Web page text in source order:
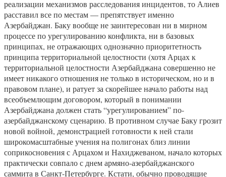
реализации механизмов расследования инцидентов, то Алиев
расставил все по местам — препятствует именно
Азербайджан. Баку вообще не заинтересован ни в мирном
процессе по урегулированию конфликта, ни в базовых
принципах, не отражающих однозначно приоритетность
принципа территориальной целостности (хотя Арцах к
территориальной целостности Азербайджана совершенно не
имеет никакого отношения не только в историческом, но и в
правовом плане), и ратует за скорейшее начало работы над
всеобъемлющим договором, который в понимании
Азербайджана должен стать “урегулированием” по-
азербайджанскому сценарию. В противном случае Баку грозит
новой войной, демонстрацией готовности к ней стали
широкомасштабные учения на полигонах близ линии
соприкосновения с Арцахом и Нахиджеваном, начало которых
практически совпало с днем армяно-азербайджанского
саммита в Санкт-Петербурге. Кстати, обычно проводящие